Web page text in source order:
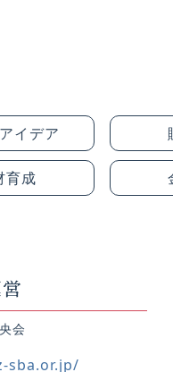
イデア
育成
会
sba.or.jp/